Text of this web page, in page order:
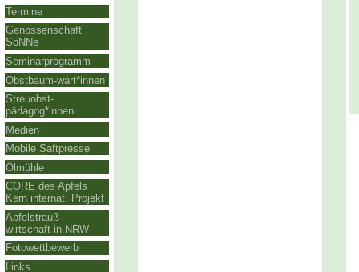
Termine
Genossenschaft
SoNNe
Seminarprogramm
Obstbaum-wart*innen
Streuobst-
pädagog*innen
Medien
Mobile Saftpresse
Ölmühle
CORE des Apfels
Kern internat. Projekt
Apfelstrauß-
wirtschaft in NRW
Fotowettbewerb
Links